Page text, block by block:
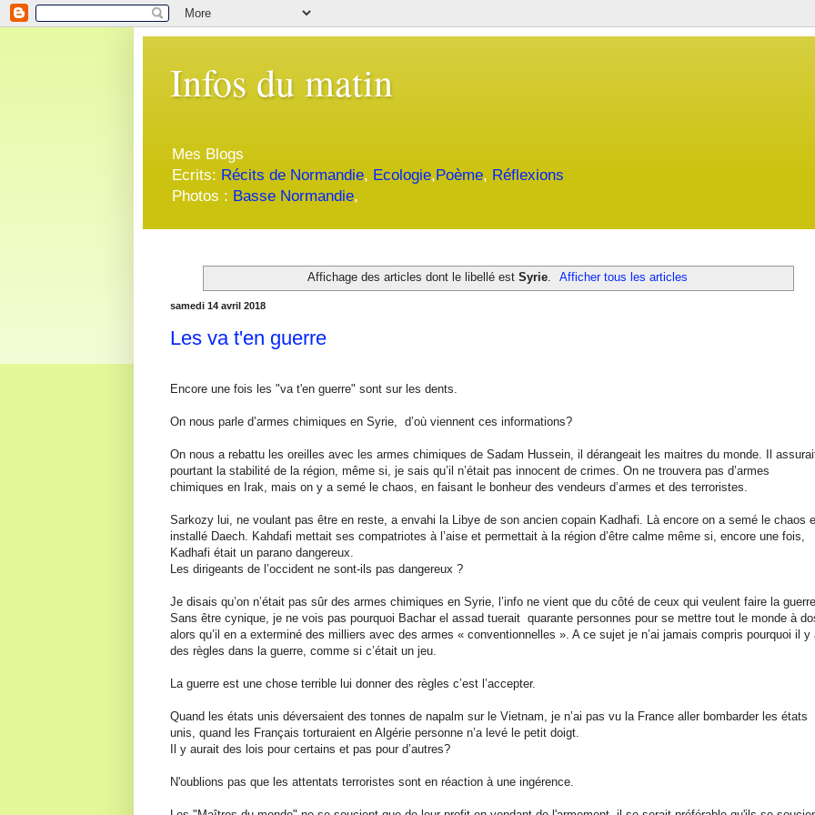
Infos du matin
Mes Blogs
Ecrits: Récits de Normandie, Ecologie, Poème, Réflexions
Photos : Basse Normandie,
Affichage des articles dont le libellé est Syrie. Afficher tous les articles
samedi 14 avril 2018
Les va t'en guerre
Encore une fois les "va t'en guerre" sont sur les dents.
On nous parle d’armes chimiques en Syrie, d’où viennent ces informations?
On nous a rebattu les oreilles avec les armes chimiques de Sadam Hussein, il dérangeait les maitres du monde. Il
pourtant la stabilité de la région, même si, je sais qu’il n’était pas innocent de crimes. On ne trouvera pas d’armes
chimiques en Irak, mais on y a semé le chaos, en faisant le bonheur des vendeurs d’armes et des terroristes.
Sarkozy lui, ne voulant pas être en reste, a envahi la Libye de son ancien copain Kadhafi. Là encore on a semé le chaos
installé Daech. Kahdafi mettait ses compatriotes à l’aise et permettait à la région d’être calme même si, encore une fois,
Kadhafi était un parano dangereux.
Les dirigeants de l’occident ne sont-ils pas dangereux ?
Je disais qu’on n’était pas sûr des armes chimiques en Syrie, l’info ne vient que du côté de ceux qui veulent faire la guerre.
Sans être cynique, je ne vois pas pourquoi Bachar el assad tuerait quarante personnes pour se mettre tout le monde à
alors qu’il en a exterminé des milliers avec des armes « conventionnelles ». A ce sujet je n’ai jamais compris pourquoi il y
des règles dans la guerre, comme si c’était un jeu.
La guerre est une chose terrible lui donner des règles c’est l’accepter.
Quand les états unis déversaient des tonnes de napalm sur le Vietnam, je n’ai pas vu la France aller bombarder les états
unis, quand les Français torturaient en Algérie personne n’a levé le petit doigt.
Il y aurait des lois pour certains et pas pour d’autres?
N'oublions pas que les attentats terroristes sont en réaction à une ingérence.